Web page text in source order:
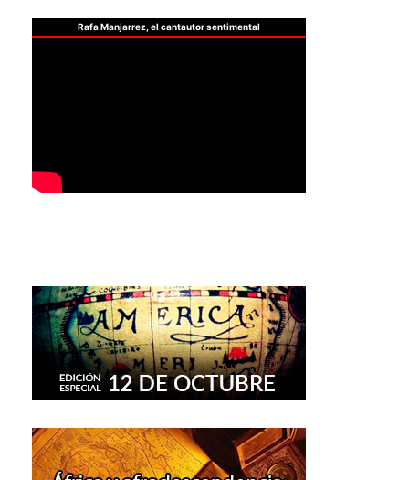
Rafa Manjarrez, el cantautor sentimental